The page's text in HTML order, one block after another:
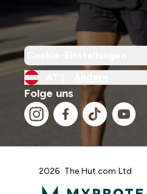
Folge uns
2026 The Hut.com Ltd